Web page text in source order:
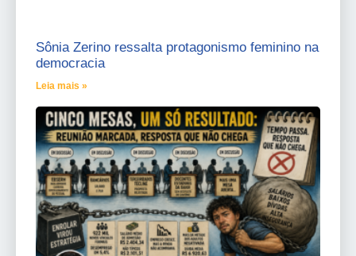
Sônia Zerino ressalta protagonismo feminino na
democracia
Leia mais »